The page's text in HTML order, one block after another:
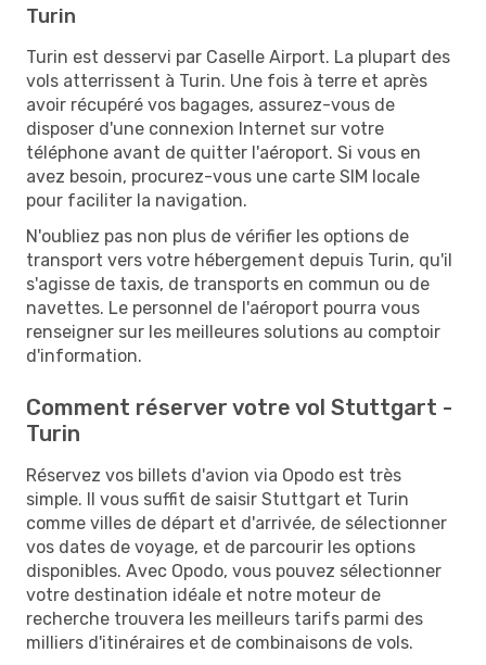
Turin
Turin est desservi par Caselle Airport. La plupart des
vols atterrissent à Turin. Une fois à terre et après
avoir récupéré vos bagages, assurez-vous de
disposer d'une connexion Internet sur votre
téléphone avant de quitter l'aéroport. Si vous en
avez besoin, procurez-vous une carte SIM locale
pour faciliter la navigation.
N'oubliez pas non plus de vérifier les options de
transport vers votre hébergement depuis Turin, qu'il
s'agisse de taxis, de transports en commun ou de
navettes. Le personnel de l'aéroport pourra vous
renseigner sur les meilleures solutions au comptoir
d'information.
Comment réserver votre vol Stuttgart -
Turin
Réservez vos billets d'avion via Opodo est très
simple. Il vous suffit de saisir Stuttgart et Turin
comme villes de départ et d'arrivée, de sélectionner
vos dates de voyage, et de parcourir les options
disponibles. Avec Opodo, vous pouvez sélectionner
votre destination idéale et notre moteur de
recherche trouvera les meilleurs tarifs parmi des
milliers d'itinéraires et de combinaisons de vols.